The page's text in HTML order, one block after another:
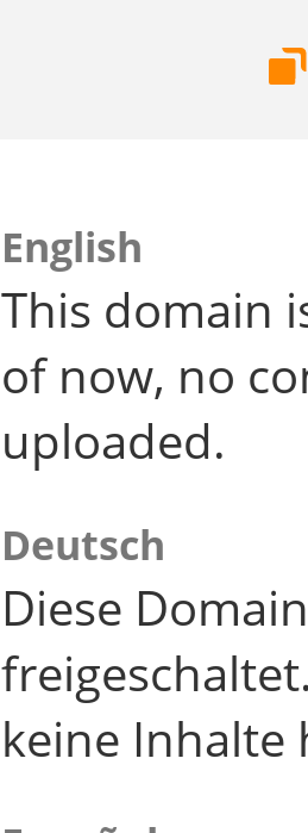
English
This domain
of now, no
uploaded.
Deutsch
Diese
keine Inhalte